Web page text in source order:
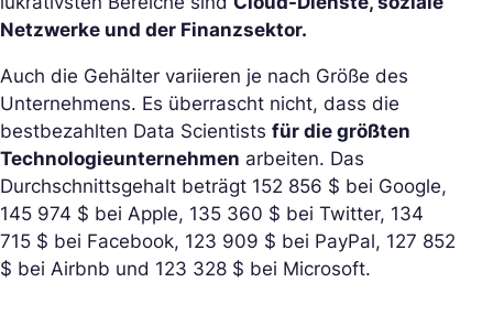
Netzwerke und der Finanzsektor.
Auch die Gehälter variieren je nach Größe des
Unternehmens. Es überrascht nicht, dass die
bestbezahlten Data Scientists für die größten
Technologieunternehmen arbeiten. Das
Durchschnittsgehalt beträgt 152 856 $ bei Google,
145 974 $ bei Apple, 135 360 $ bei Twitter, 134
715 $ bei Facebook, 123 909 $ bei PayPal, 127 852
$ bei Airbnb und 123 328 $ bei Microsoft.